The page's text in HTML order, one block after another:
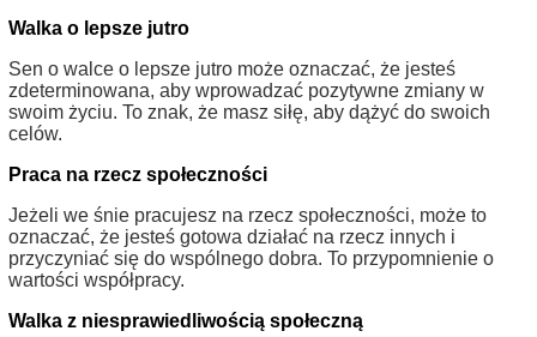
Walka o lepsze jutro
Sen o walce o lepsze jutro może oznaczać, że jesteś
zdeterminowana, aby wprowadzać pozytywne zmiany w
swoim życiu. To znak, że masz siłę, aby dążyć do swoich
celów.
Praca na rzecz społeczności
Jeżeli we śnie pracujesz na rzecz społeczności, może to
oznaczać, że jesteś gotowa działać na rzecz innych i
przyczyniać się do wspólnego dobra. To przypomnienie o
wartości współpracy.
Walka z niesprawiedliwością społeczną